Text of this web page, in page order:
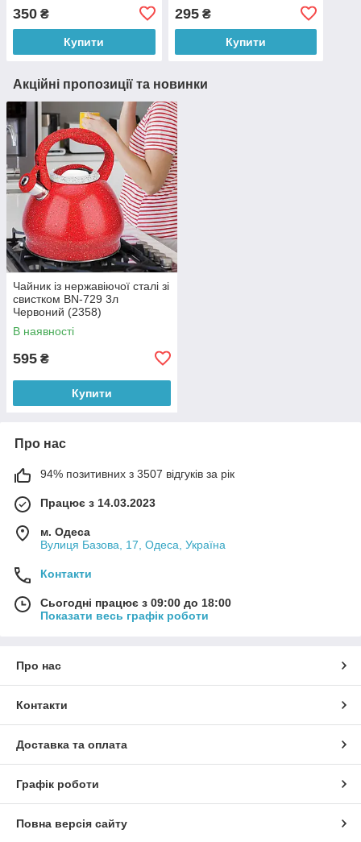
(AMN)
350 ₴
Купити
полицями Corner Rack
YH6606-2122F3 Білий
295₴
Купити
Акційні пропозиції та новинки
Чайник із нержавіючої сталі зі
свистком BN-729 3л
Червоний (2358)
В наявності
595 ₴
Купити
Про нас
94% позитивних з 3507 відгуків за рік
Працює з 14.03.2023
м. Одеса
Вулиця Базова, 17, Одеса, Україна
Контакти
Сьогодні працює з 09:00 до 18:00
Показати весь графік роботи
Про нас
Контакти
Доставка та оплата
Графік роботи
Повна версія сайту